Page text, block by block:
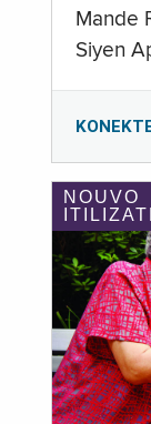
Mande
Siyen
NOUVO